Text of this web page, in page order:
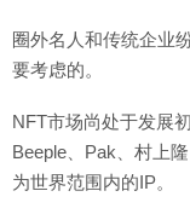
圈外名人和传统企业
要考虑的。
NFT市场尚处于发展
Beeple、Pak、村上
为世界范围内的IP。